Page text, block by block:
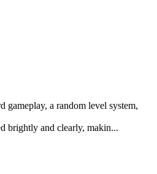
gameplay, a random level system,
brightly and clearly, makin...